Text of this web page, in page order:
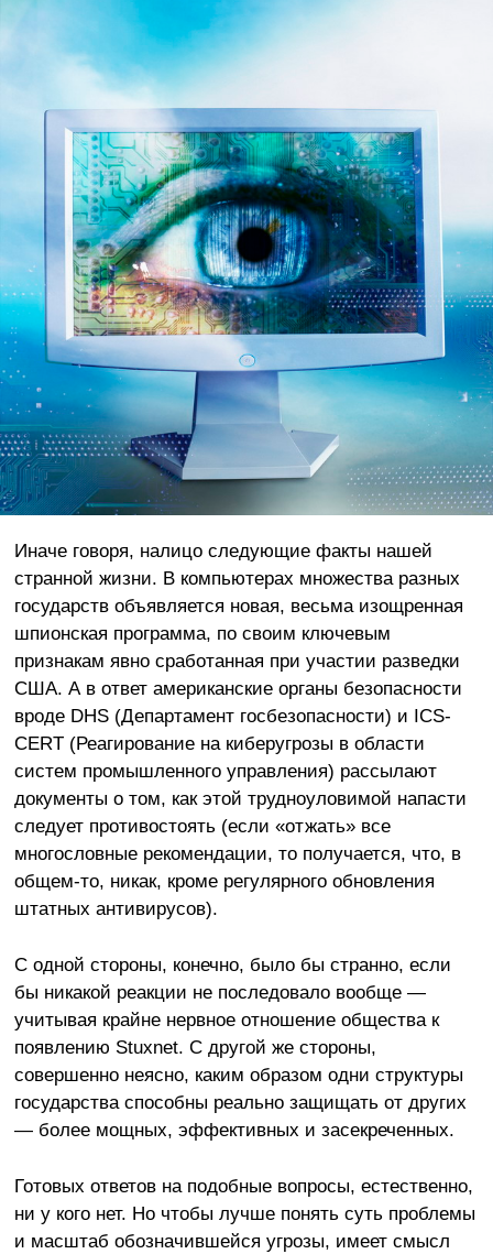
Иначе говоря, налицо следующие факты нашей
странной жизни. В компьютерах множества разных
государств объявляется новая, весьма изощренная
шпионская программа, по своим ключевым
признакам явно сработанная при участии разведки
США. А в ответ американские органы безопасности
вроде DHS (Департамент госбезопасности) и ICS-
CERT (Реагирование на киберугрозы в области
систем промышленного управления) рассылают
документы о том, как этой трудноуловимой напасти
следует противостоять (если «отжать» все
многословные рекомендации, то получается, что, в
общем-то, никак, кроме регулярного обновления
штатных антивирусов).
С одной стороны, конечно, было бы странно, если
бы никакой реакции не последовало вообще —
учитывая крайне нервное отношение общества к
появлению Stuxnet. С другой же стороны,
совершенно неясно, каким образом одни структуры
государства способны реально защищать от других
— более мощных, эффективных и засекреченных.
Готовых ответов на подобные вопросы, естественно,
ни у кого нет. Но чтобы лучше понять суть проблемы
и масштаб обозначившейся угрозы, имеет смысл